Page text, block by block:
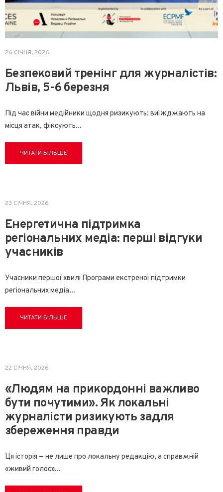
26 СІЧНЯ, 2026
Безпековий тренінг для журналістів:
Львів, 5-6 березня
Під час війни медійники щодня ризикують: виїжджають на
місця атак, фіксують...
ЧИТАТИ БІЛЬШЕ
НОВИНИ,ПРОЄКТИ
23 СІЧНЯ, 2026
Енергетична підтримка
регіональних медіа: перші відгуки
учасників
Учасники першої хвилі Програми екстреної підтримки
регіональних медіа...
ЧИТАТИ БІЛЬШЕ
НОВИНИ,ПРОЄКТИ
22 СІЧНЯ, 2026
«Людям на прикордонні важливо
бути почутими». Як локальні
журналісти ризикують задля
збереження правди
Ця історія — не лише про локальну редакцію, а справжній
«живий голос»...